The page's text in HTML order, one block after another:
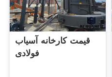
قیمت کارخانه آسیاب
فولادی